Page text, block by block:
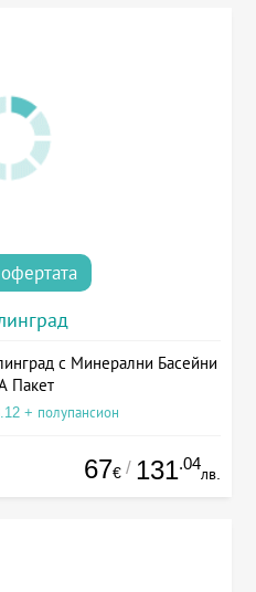
с Минерални Басейни
Пакет
+ полупансион
67€ / 131.04
лв.